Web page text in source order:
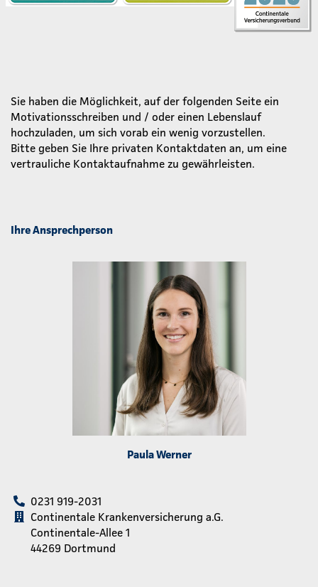
Sie haben die Möglichkeit, auf der folgenden Seite ein
Motivationsschreiben und / oder einen Lebenslauf
hochzuladen, um sich vorab ein wenig vorzustellen.
Bitte geben Sie Ihre privaten Kontaktdaten an, um eine
vertrauliche Kontaktaufnahme zu gewährleisten.
Ihre Ansprechperson
Paula Werner
0231 919-2031
Continentale Krankenversicherung a.G.
Continentale-Allee 1
44269 Dortmund